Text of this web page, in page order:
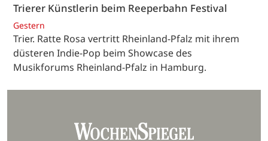
Trierer Künstlerin beim Reeperbahn Festival
Gestern
Trier. Ratte Rosa vertritt Rheinland-Pfalz mit ihrem
düsteren Indie-Pop beim Showcase des
Musikforums Rheinland-Pfalz in Hamburg.